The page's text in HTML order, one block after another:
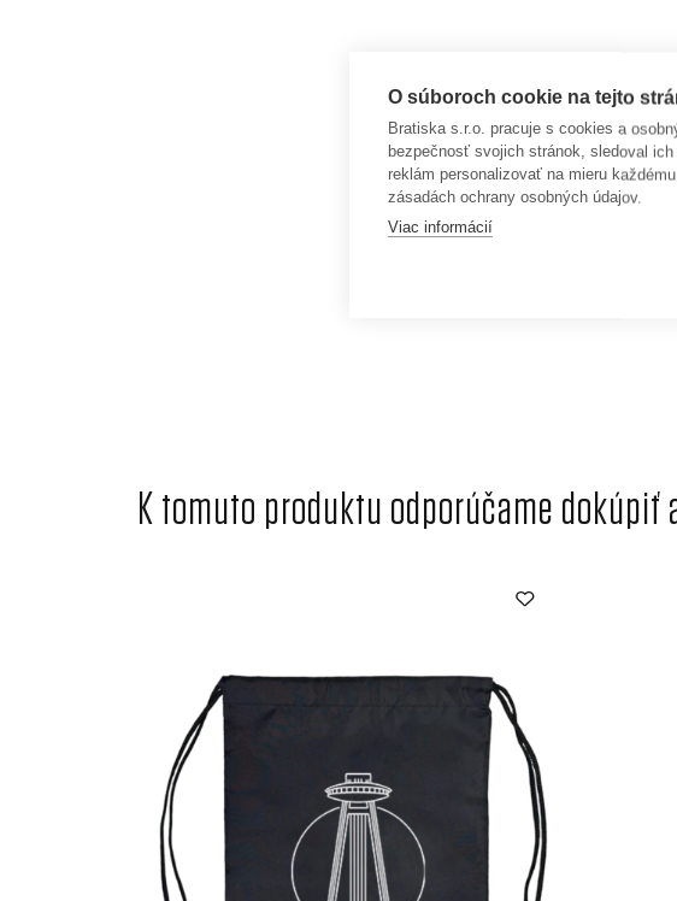
K tomuto produktu odporúčame dokúpiť
O súboroch cookie na tejto
Bratiska s.r.o. pracuje s cookies a
bezpečnosť svojich stránok, sledoval
reklám personalizovať na mieru
zásadách ochrany osobných údajov.
Viac informácií